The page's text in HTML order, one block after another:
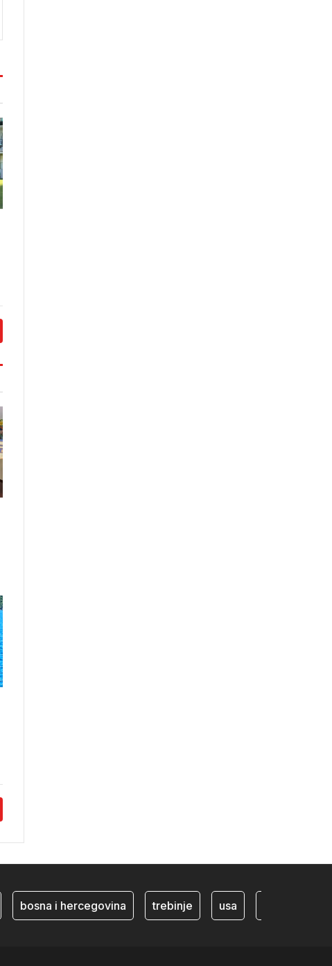
bosna i hercegovina trebinje